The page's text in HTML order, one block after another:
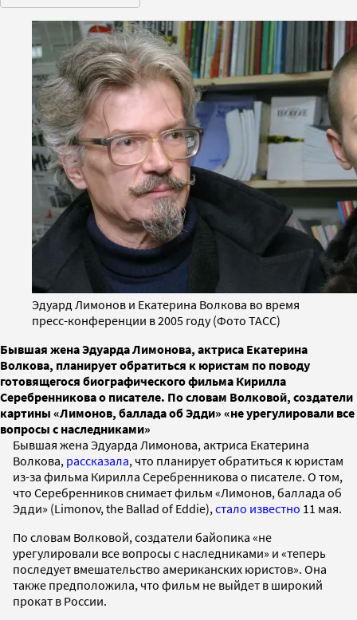
Эдуард Лимонов и Екатерина Волкова во время
пресс-конференции в 2005 году (Фото ТАСС)
Бывшая жена Эдуарда Лимонова, актриса Екатерина
Волкова, планирует обратиться к юристам по поводу
готовящегося биографического фильма Кирилла
Серебренникова о писателе. По словам Волковой, создатели
картины «Лимонов, баллада об Эдди» «не урегулировали все
вопросы с наследниками»
Бывшая жена Эдуарда Лимонова, актриса Екатерина
Волкова, рассказала, что планирует обратиться к юристам
из-за фильма Кирилла Серебренникова о писателе. О том,
что Серебренников снимает фильм «Лимонов, баллада об
Эдди» (Limonov, the Ballad of Eddie), стало известно 11 мая.
По словам Волковой, создатели байопика «не
урегулировали все вопросы с наследниками» и «теперь
последует вмешательство американских юристов». Она
также предположила, что фильм не выйдет в широкий
прокат в России.